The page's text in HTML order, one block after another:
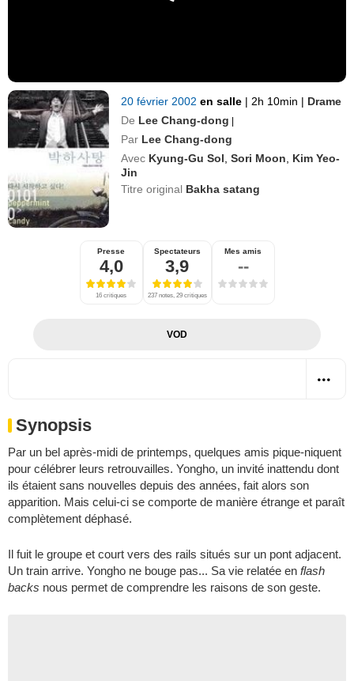
20 février 2002en salle | 2h 10min | Drame
De Lee Chang-dong |
Par Lee Chang-dong
Avec Kyung-Gu Sol ,Sori Moon
Kim Yeo-
Jin
Titre original Bakha satang
Presse
4,0
16 critiques
Spectateurs
3,9
237 notes, 29 critiques
Mes amis
--
VOD
Synopsis
Par un bel après-midi de printemps, quelques amis pique-niquent
pour célébrer leurs retrouvailles. Yongho, un invité inattendu dont
ils étaient sans nouvelles depuis des années, fait alors son
apparition. Mais celui-ci se comporte de manière étrange et paraît
complètement déphasé.
Il fuit le groupe et court vers des rails situés sur un pont adjacent.
Un train arrive. Yongho ne bouge pas... Sa vie relatée en flash
backs nous permet de comprendre les raisons de son geste.